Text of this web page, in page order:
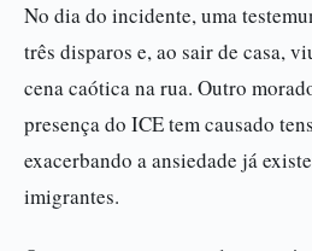
No dia do incidente, uma
três disparos e, ao sair de casa,
cena caótica na rua. Outro
presença do ICE tem causado
exacerbando a ansiedade já
imigrantes.